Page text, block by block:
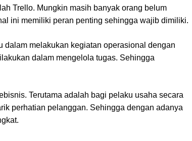
Trello. Mungkin masih banyak orang belum
ini memiliki peran penting sehingga wajib dimiliki.
dalam melakukan kegiatan operasional dengan
dalam mengelola tugas. Sehingga
Terutama adalah bagi pelaku usaha secara
perhatian pelanggan. Sehingga dengan adanya